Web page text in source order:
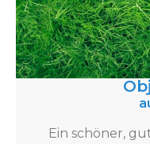
Ein schöner,